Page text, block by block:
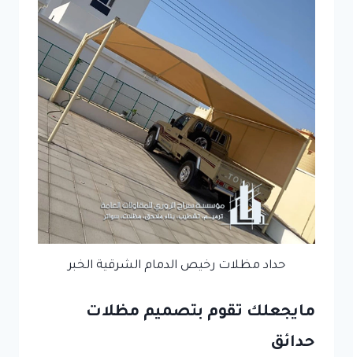
حداد مظلات رخيص الدمام الشرقية الخبر
مايجعلك تقوم بتصميم مظلات
حدائق